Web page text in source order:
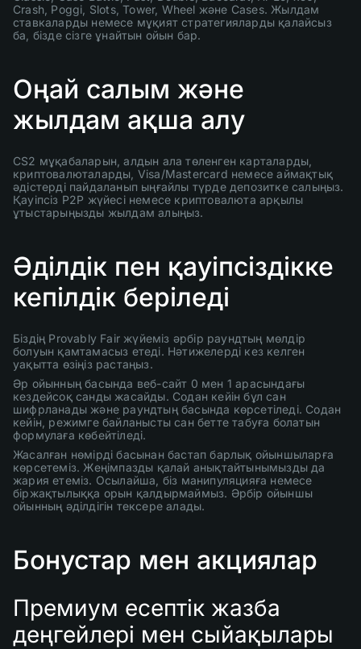
Crash, Poggi, Slots, Tower, Wheel және Cases. Жылдам
ставкаларды немесе мұқият стратегияларды қалайсыз
ба, бізде сізге ұнайтын ойын бар.
Оңай салым және
жылдам ақша алу
CS2 мұқабаларын, алдын ала төленген карталарды,
криптовалюталарды, Visa/Mastercard немесе аймақтық
әдістерді пайдаланып ыңғайлы түрде депозитке салыңыз.
Қауіпсіз P2P жүйесі немесе криптовалюта арқылы
ұтыстарыңызды жылдам алыңыз.
Әділдік пен қауіпсіздікке
кепілдік беріледі
Біздің Provably Fair жүйеміз әрбір раундтың мөлдір
болуын қамтамасыз етеді. Нәтижелерді кез келген
уақытта өзіңіз растаңыз.
Әр ойынның басында веб-сайт 0 мен 1 арасындағы
кездейсоқ санды жасайды. Содан кейін бұл сан
шифрланады және раундтың басында көрсетіледі. Содан
кейін, режимге байланысты сан бетте табуға болатын
формулаға көбейтіледі.
Жасалған нөмірді басынан бастап барлық ойыншыларға
көрсетеміз. Жеңімпазды қалай анықтайтынымызды да
жария етеміз. Осылайша, біз манипуляцияға немесе
біржақтылыққа орын қалдырмаймыз. Әрбір ойыншы
ойынның әділдігін тексере алады.
Бонустар мен акциялар
Премиум есептік жазба
деңгейлері мен сыйақылары